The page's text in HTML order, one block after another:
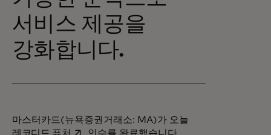
서비스 제공을
강화합니다.
마스터카드(뉴욕증권거래소: MA)가 오늘
새 탭에서 열림